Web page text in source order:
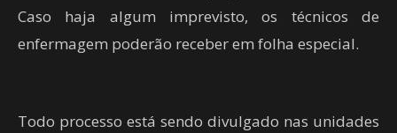
Caso haja algum imprevisto, os técnicos de
enfermagem poderão receber em folha especial.
Todo processo está sendo divulgado nas unidades